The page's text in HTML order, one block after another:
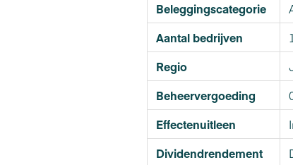
Beleggingscategorie
Aantal bedrijven
Regio
Beheervergoeding
Effectenuitleen
Dividendrendement